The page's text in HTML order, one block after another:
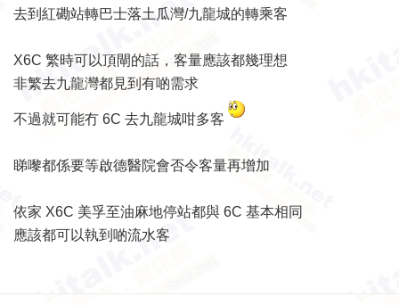
去到紅磡站轉巴士落土瓜灣/九龍城的轉乘客
X6C 繁時可以頂閘的話，客量應該都幾理想
非繁去九龍灣都見到有啲需求
不過就可能冇 6C 去九龍城咁多客
睇嚟都係要等啟德醫院會否令客量再增加
依家 X6C 美孚至油麻地停站都與 6C 基本相同
應該都可以執到啲流水客